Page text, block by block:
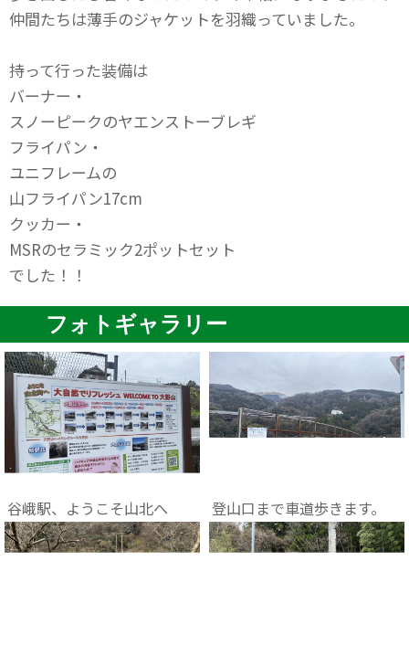
仲間たちは薄手のジャケットを羽織っていました。
持って行った装備は
バーナー・
スノーピークのヤエンストーブレギ
フライパン・
ユニフレームの
山フライパン17cm
クッカー・
MSRのセラミック2ポットセット
でした！！
フォトギャラリー
谷峨駅、ようこそ山北へ 登山口まで車道歩きます。